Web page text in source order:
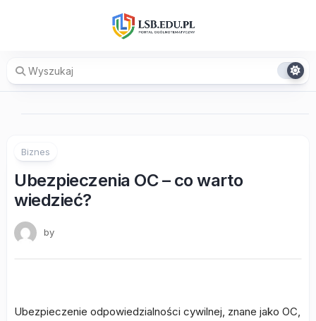
Biznes
Ubezpieczenia OC – co warto
wiedzieć?
by
Ubezpieczenie odpowiedzialności cywilnej, znane jako OC,